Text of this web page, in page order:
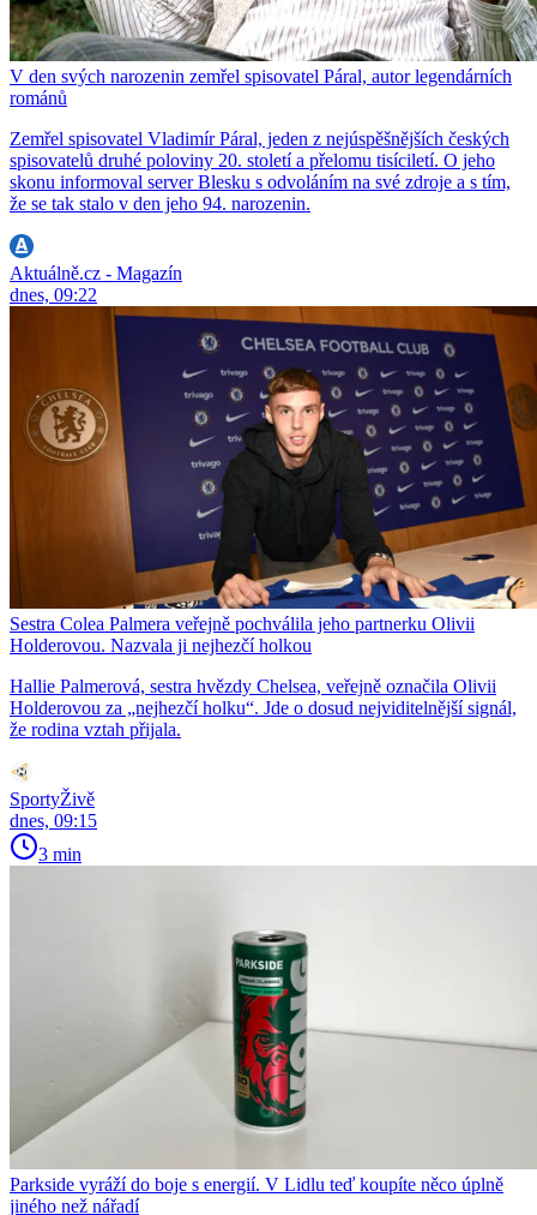
V den svých narozenin zemřel spisovatel Páral, autor legendárních
románů
Zemřel spisovatel Vladimír Páral, jeden z nejúspěšnějších českých
spisovatelů druhé poloviny 20. století a přelomu tisíciletí. O jeho
skonu informoval server Blesku s odvoláním na své zdroje a s tím,
že se tak stalo v den jeho 94. narozenin.
Aktuálně.cz - Magazín
dnes, 09:22
Sestra Colea Palmera veřejně pochválila jeho partnerku Olivii
Holderovou. Nazvala ji nejhezčí holkou
Hallie Palmerová, sestra hvězdy Chelsea, veřejně označila Olivii
Holderovou za „nejhezčí holku“. Jde o dosud nejviditelnější signál,
že rodina vztah přijala.
SportyŽivě
dnes, 09:15
3 min
Parkside vyráží do boje s energií. V Lidlu teď koupíte něco úplně
jiného než nářadí